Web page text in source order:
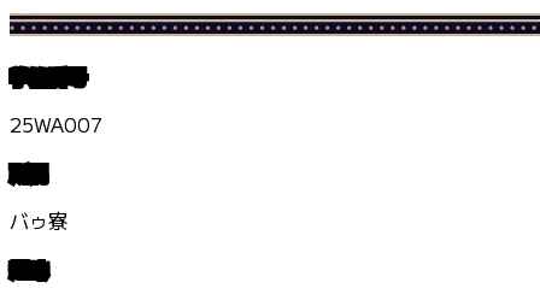
学籍番号
25WA007
所属
バゥ寮
趣味